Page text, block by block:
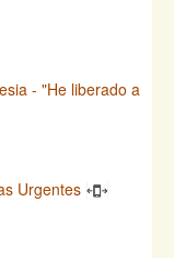
- "He liberado a
Urgentes